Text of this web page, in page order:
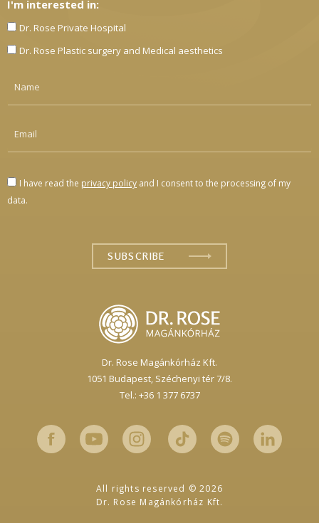
Dr. Rose Magánkórház Kft.
1051 Budapest,Széchenyi tér 7/8.
Tel.: +36 1 377 6737
I'm interested in:
Dr. Rose Private Hospital
Dr. Rose Plastic surgery and Medical aesthetics
I have read the privacy policy and I consent to the processing of my
data.
All rights reserved © 2026
Dr. Rose Magánkórház Kft.